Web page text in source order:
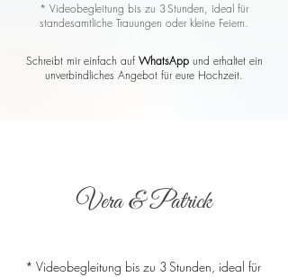
* Videobegleitung bis zu 3 Stunden, ideal für
standesamtliche Trauungen oder kleine Feiern.
Schreibt mir einfach auf WhatsAppund erhaltet ein
unverbindliches Angebot für eure Hochzeit.
Vera & Patrick
* Videobegleitung bis zu 3 Stunden, ideal für